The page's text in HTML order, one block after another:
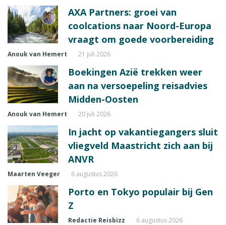
AXA Partners: groei van
coolcations naar Noord-Europa
vraagt om goede voorbereiding
Anouk van Hemert 21 juli 2026
Boekingen Azië trekken weer
aan na versoepeling reisadvies
Midden-Oosten
Anouk van Hemert 20 juli 2026
In jacht op vakantiegangers sluit
vliegveld Maastricht zich aan bij
ANVR
Maarten Veeger 6 augustus 2026
Porto en Tokyo populair bij Gen
Z
Redactie Reisbizz 6 augustus 2026